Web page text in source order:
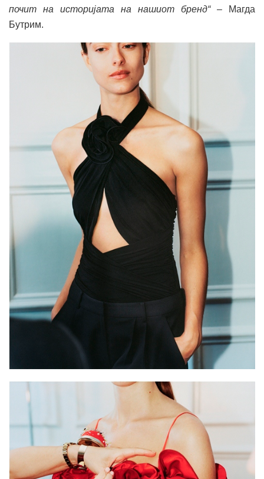
почит на историјата на нашиот бренд“ – Магда
Бутрим.